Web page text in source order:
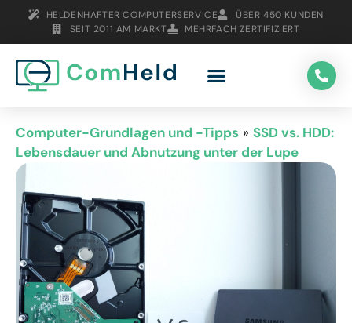
HELDENHAFTER COMPUTERSERVICE
ÜBER 450 KUNDEN
SEIT 2011 AM MARKT
MEHRFACH ZERTIFIZIERT
Computer-Grundlagen und -Tipps » SSD vs. HDD:
Lebensdauer und Abnutzung unter der Lupe